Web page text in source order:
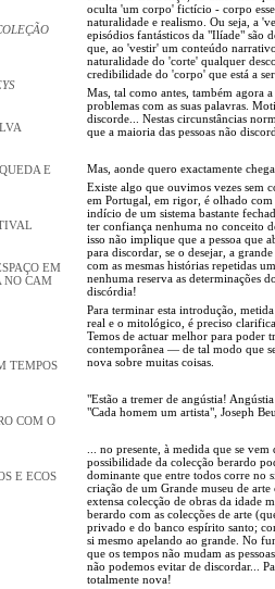
E
EM
NO CAM
TEMPOS
COM O
E ECOS
oculta 'um corpo' fictício - corpo
naturalidade e realismo. Ou seja, a
episódios fantásticos da "Ilíade" são
que, ao 'vestir' um conteúdo
naturalidade do 'corte' qualquer
credibilidade do 'corpo' que está a
Mas, tal como antes, também agora
problemas com as suas palavras.
discorde... Nestas circunstâncias
que a maioria das pessoas não
Mas, aonde quero exactamente
Existe algo que ouvimos vezes sem
em Portugal, em rigor, é olhado com
indício de um sistema bastante
ter confiança nenhuma no conceito
isso não implique que a pessoa que
para discordar, se o desejar, a
com as mesmas histórias repetidas
nenhuma reserva as determinações
discórdia!
Para terminar esta introdução,
real e o mitológico, é preciso
Temos de actuar melhor para poder
contemporânea — de tal modo que
nova sobre muitas coisas.
"Estão a tremer de angústia!
"Cada homem um artista", Joseph
... no presente, à medida que se
possibilidade da colecção berardo
dominante que entre todos corre no
criação de um Grande museu de
extensa colecção de obras da idade
berardo com as colecções de arte
privado e do banco espírito santo;
si mesmo apelando ao grande. No
que os tempos não mudam as
não podemos evitar de discordar...
totalmente nova!